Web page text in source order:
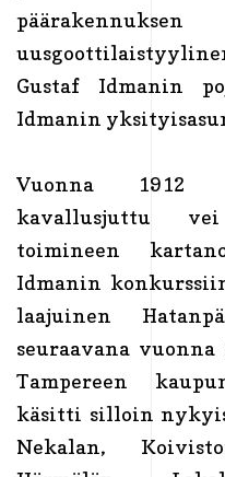
Gustaf Idmanin
Idmanin
Vuonna 1912
kavallusjuttu
toimineen
Idmanin
laajuinen
seuraavana
Tampereen
käsitti silloin
Nekalan,